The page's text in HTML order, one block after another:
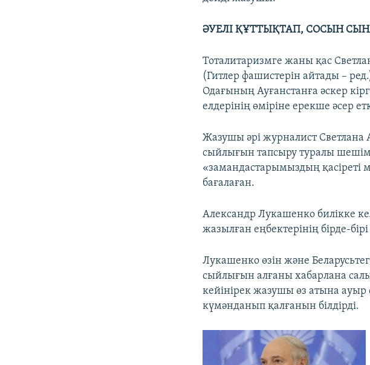
ӘУЕЛІ ҚҰТТЫҚТАП, СОСЫН
Тоталитаризмге жаны қас
(Гитлер фашистерін айтады –
Одағының Ауғанстанға әскер
елдерінің өміріне ерекше әсер
Жазушы әрі журналист Светлана
сыйлығын тапсыру туралы
«замандастарымыздың қасіреті
бағалаған.
Александр Лукашенко билікке
жазылған еңбектерінің бірде-
Лукашенко өзін және
сыйлығын алғаны хабарлана
кейінірек жазушы өз атына
күмәнданып қалғанын білдірді.